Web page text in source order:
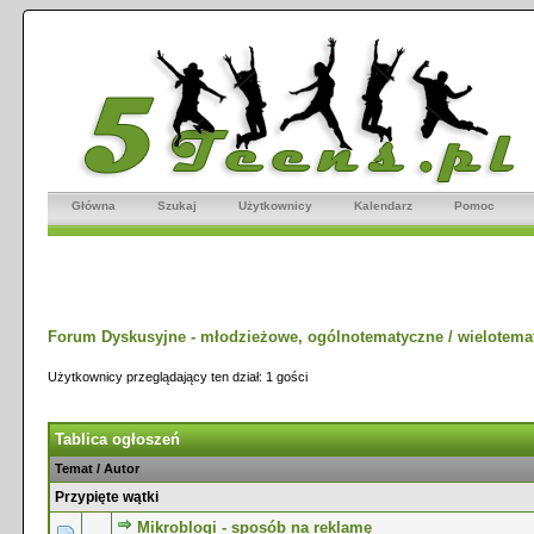
Główna Szukaj Użytkownicy Kalendarz Pomoc
Forum Dyskusyjne - młodzieżowe, ogólnotematyczne /
Użytkownicy przeglądający ten dział: 1 gości
Tablica ogłoszeń
Temat / Autor
Przypięte wątki
Mikroblogi - sposób na reklamę